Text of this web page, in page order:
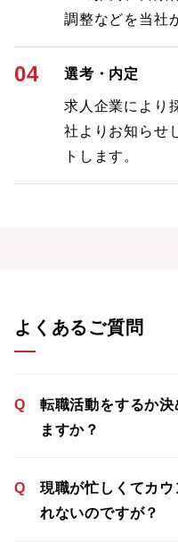
調整などを当社
04 選考・内定
求人企業により
社よりお知らせ
トします。
よくあるご質問
Q
転職活動をするか
ますか？
Q
現職が忙しくてカ
れないのですが？